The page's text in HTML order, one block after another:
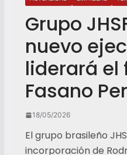
Grupo
nuevo
liderará el
Fasano
18/05/2026
El grupo brasileño
incorporación de